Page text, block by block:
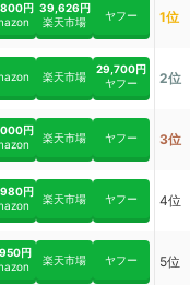
円 39,626円
楽天市場
ヤフー 1位
楽天市場
29,700円
ヤフー
2位
円
楽天市場 ヤフー 3位
円
楽天市場 ヤフー 4位
円
楽天市場 ヤフー 5位